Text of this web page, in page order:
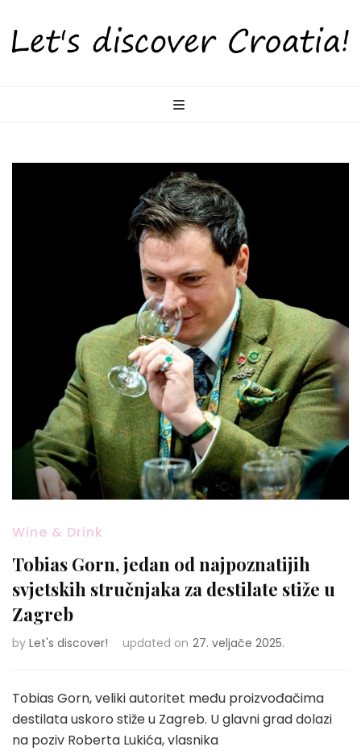
Wine & Drink
Tobias Gorn, jedan od najpoznatijih
svjetskih stručnjaka za destilate stiže u
Zagreb
by Let's discover! updated on 27. veljače 2025.
Tobias Gorn, veliki autoritet među proizvođačima
destilata uskoro stiže u Zagreb. U glavni grad dolazi
na poziv Roberta Lukića, vlasnika